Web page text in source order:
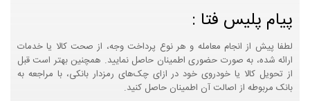
پیام پلیس فتا :
لطفا پیش از انجام معامله و هر نوع پرداخت وجه، از صحت کالا یا خدمات
ارائه شده، به صورت حضوری اطمینان حاصل نمایید. همچنین بهتر است قبل
از تحویل کالا یا خودروی خود در ازای چک‌های رمزدار بانکی، با مراجعه به
بانک مربوطه از اصالت آن اطمینان حاصل کنید.